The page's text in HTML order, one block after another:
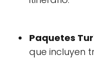
Paquetes
que incluyen